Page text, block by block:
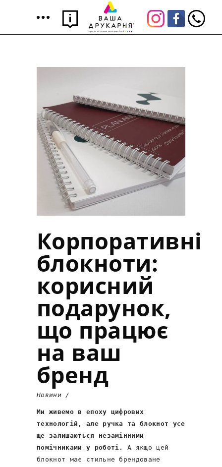
Корпоративні
блокноти:
корисний
подарунок,
що працює
на ваш
бренд
Новини
Ми живемо в епоху цифрових
технологій, але ручка та блокнот усе
ще залишаються незамінними
помічниками у роботі.
А якщо цей
блокнот має стильне брендоване